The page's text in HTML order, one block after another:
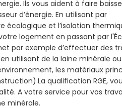
Ils vous aident à faire
d’énergie. En utilisant par
écologique et l’isolation
logement en passant par
par exemple d’effectuer des
en utilisant de la laine minérale
les matériaux
qualification RGE,
A votre service pour vos
minérale.